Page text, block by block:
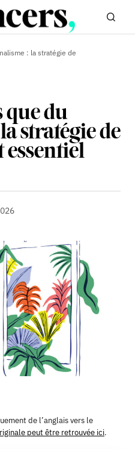
: la stratégie de
que du
stratégie de
essentiel
de l’anglais vers le
peut être retrouvée ici.